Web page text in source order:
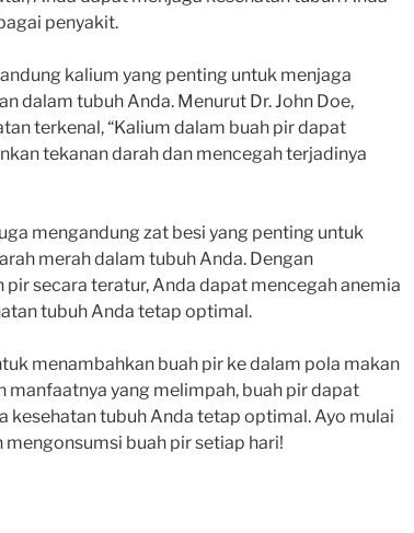
penyakit.
kalium yang penting untuk menjaga
dalam tubuh Anda. Menurut Dr. John Doe,
terkenal, “Kalium dalam buah pir dapat
tekanan darah dan mencegah terjadinya
mengandung zat besi yang penting untuk
merah dalam tubuh Anda. Dengan
pir secara teratur, Anda dapat mencegah anemia
tubuh Anda tetap optimal.
menambahkan buah pir ke dalam pola makan
manfaatnya yang melimpah, buah pir dapat
kesehatan tubuh Anda tetap optimal. Ayo mulai
mengonsumsi buah pir setiap hari!